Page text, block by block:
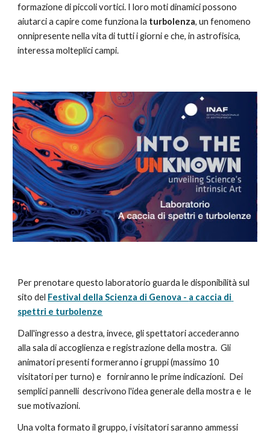
formazione di piccoli vortici. I loro moti dinamici possono
aiutarci a capire come funziona la turbolenza, un fenomeno
onnipresente nella vita di tutti i giorni e che, in astrofisica,
interessa molteplici campi.
Per prenotare questo laboratorio guarda le disponibilità sul
sito del Festival della Scienza di Genova - a caccia di
spettri e turbolenze
Dall'ingresso a destra, invece, gli spettatori accederanno
alla sala di accoglienza e registrazione della mostra.  Gli
animatori presenti formeranno i gruppi (massimo 10
visitatori per turno) e   forniranno le prime indicazioni.  Dei
semplici pannelli  descrivono l'idea generale della mostra e  le
sue motivazioni.
Una volta formato il gruppo, i visitatori saranno ammessi